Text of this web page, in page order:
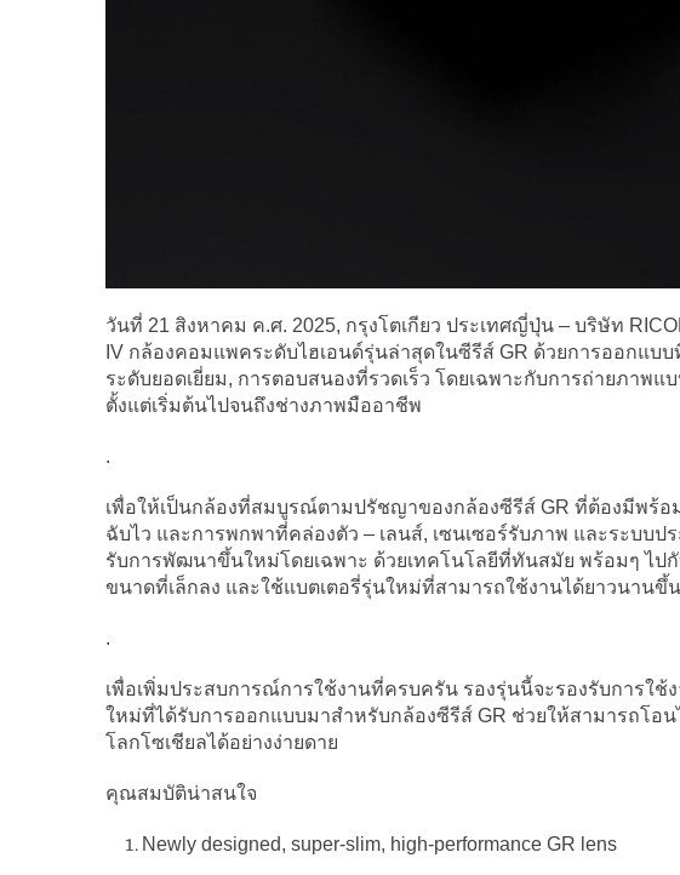
วันที่ 21 สิงหาคม ค.ศ. 2025, กรุงโตเกียว ประเทศญี่ปุ่น – บริษัท
IV กล้องคอมแพคระดับไฮเอนด์รุ่นล่าสุดในซีรีส์ GR ด้วยการออกแ
ระดับยอดเยี่ยม, การตอบสนองที่รวดเร็ว โดยเฉพาะกับการถ่ายภาพ
ตั้งแต่เริ่มต้นไปจนถึงช่างภาพมืออาชีพ
.
เพื่อให้เป็นกล้องที่สมบูรณ์ตามปรัชญาของกล้องซีรีส์ GR ที่ต้องมีพร้
ฉับไว และการพกพาที่คล่องตัว – เลนส์, เซนเซอร์รับภาพ และระบบ
รับการพัฒนาขึ้นใหม่โดยเฉพาะ ด้วยเทคโนโลยีที่ทันสมัย พร้อมๆ ไป
ขนาดที่เล็กลง และใช้แบตเตอรี่รุ่นใหม่ที่สามารถใช้งานได้ยาวนานขึ้น
.
เพื่อเพิ่มประสบการณ์การใช้งานที่ครบครัน รองรุ่นนี้จะรองรับการใช้
ใหม่ที่ได้รับการออกแบบมาสำหรับกล้องซีรีส์ GR ช่วยให้สามารถโอ
โลกโซเชียลได้อย่างง่ายดาย
คุณสมบัติน่าสนใจ
Newly designed, super-slim, high-performance GR lens